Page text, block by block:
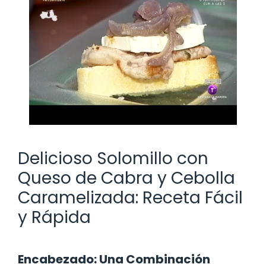
Delicioso Solomillo con
Queso de Cabra y Cebolla
Caramelizada: Receta Fácil
y Rápida
Encabezado: Una Combinación